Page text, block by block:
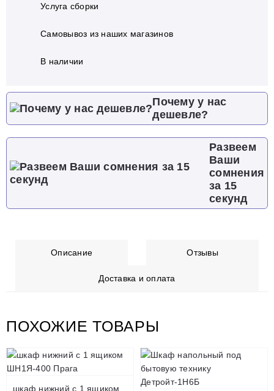
Услуга сборки
Самовывоз из наших магазинов
В наличии
Почему у нас
дешевле?
Развеем
Ваши
сомнения
за 15
секунд
Описание Отзывы
Доставка и оплата
ПОХОЖИЕ ТОВАРЫ
шкаф нижний с 1 ящиком